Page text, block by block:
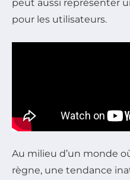
peut aussi représenter
pour les utilisateurs.
Au milieu d’un monde
règne, une tendance